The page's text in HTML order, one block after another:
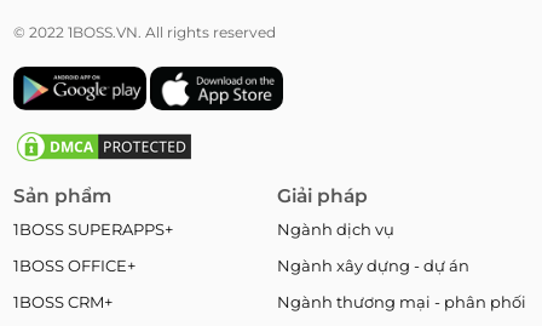
© 2022 1BOSS.VN. All rights reserved
Sản phẩm
1BOSS SUPERAPPS+
1BOSS OFFICE+
1BOSS CRM+
Giải pháp
Ngành dịch vụ
Ngành xây dựng - dự án
Ngành thương mại - phân phối